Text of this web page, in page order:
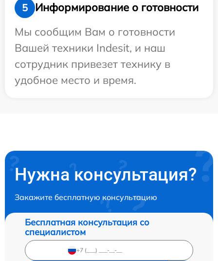
5
Информирование о готовности
Мы сообщим Вам о готовности
Вашей техники Indesit, и наш
сотрудник привезет технику в
удобное место и время.
Нужна консультация?
Закажите бесплатную консультацию
Бесплатная консультация со
специалистом